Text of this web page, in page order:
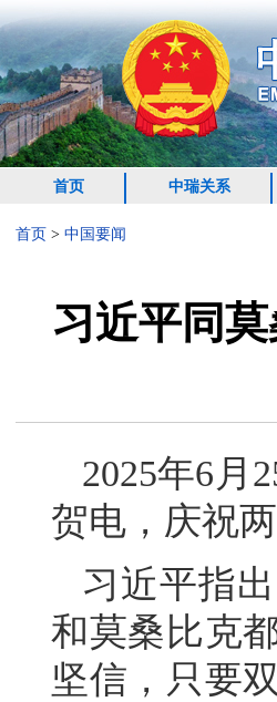
首页 中瑞关系
首页 > 中国要闻
习近平同
2025年6月
贺电，庆祝
习近平指
和莫桑比克
坚信，只要